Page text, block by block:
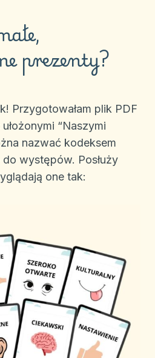
prezenty?
Przygotowałam plik PDF
“Naszymi
nazwać kodeksem
występów. Posłuży
one tak: